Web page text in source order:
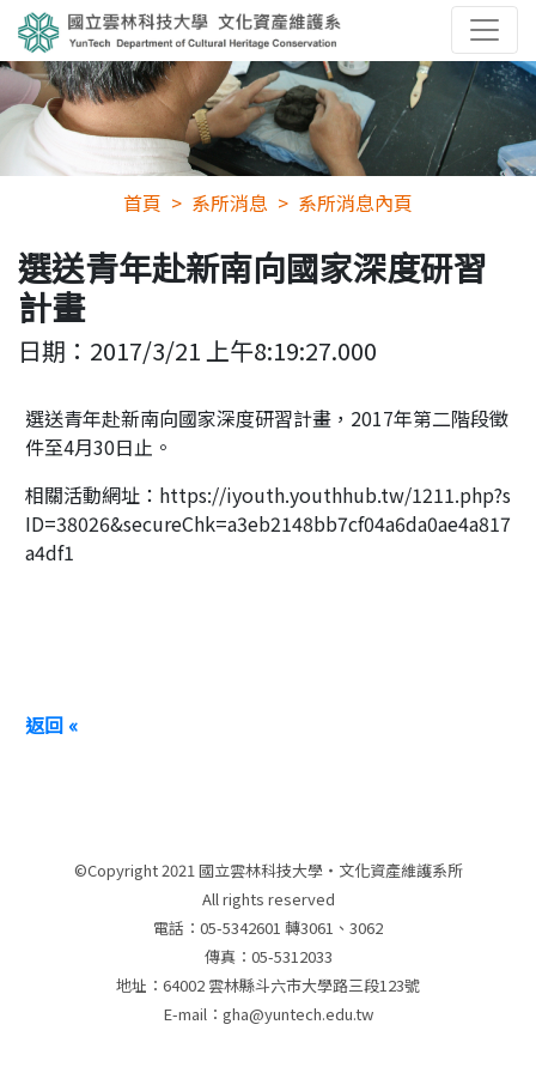
首頁 系所消息 系所消息內頁
選送青年赴新南向國家深度研習
計畫
日期： 2017/3/21 上午8:19:27.000
選送青年赴新南向國家深度研習計畫，2017年第二階段徵
件至4月30日止。
相關活動網址：https://iyouth.youthhub.tw/1211.php?s
ID=38026&secureChk=a3eb2148bb7cf04a6da0ae4a817
a4df1
返回 «
©Copyright 2021 國立雲林科技大學‧文化資產維護系所
All rights reserved
電話：05-5342601 轉3061、3062
傳真：05-5312033
地址：64002 雲林縣斗六市大學路三段123號
E-mail：gha@yuntech.edu.tw